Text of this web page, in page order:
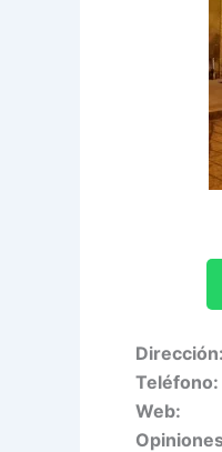
Dirección:
Teléfono:
Web: